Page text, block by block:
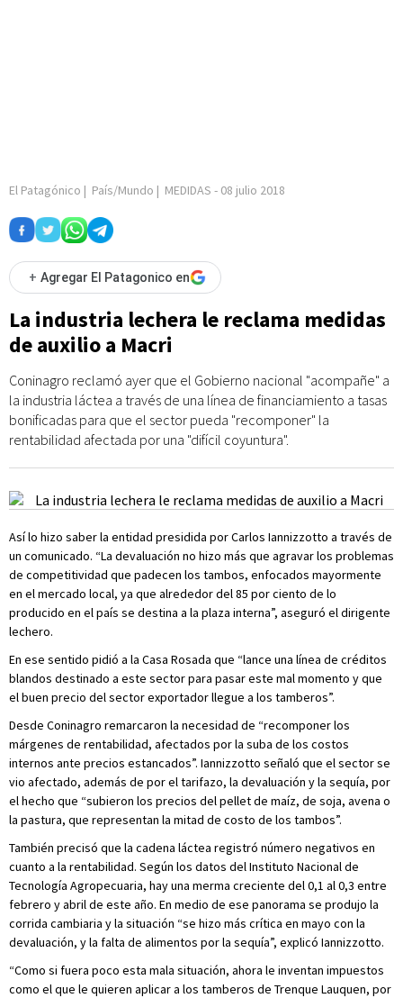
El Patagónico | País/Mundo | MEDIDAS - 08 julio 2018
+ Agregar El Patagonico en
La industria lechera le reclama medidas
de auxilio a Macri
Coninagro reclamó ayer que el Gobierno nacional "acompañe" a
la industria láctea a través de una línea de financiamiento a tasas
bonificadas para que el sector pueda "recomponer" la
rentabilidad afectada por una "difícil coyuntura".
Así lo hizo saber la entidad presidida por Carlos Iannizzotto a través de
un comunicado. “La devaluación no hizo más que agravar los problemas
de competitividad que padecen los tambos, enfocados mayormente
en el mercado local, ya que alrededor del 85 por ciento de lo
producido en el país se destina a la plaza interna”, aseguró el dirigente
lechero.
En ese sentido pidió a la Casa Rosada que “lance una línea de créditos
blandos destinado a este sector para pasar este mal momento y que
el buen precio del sector exportador llegue a los tamberos”.
Desde Coninagro remarcaron la necesidad de “recomponer los
márgenes de rentabilidad, afectados por la suba de los costos
internos ante precios estancados”. Iannizzotto señaló que el sector se
vio afectado, además de por el tarifazo, la devaluación y la sequía, por
el hecho que “subieron los precios del pellet de maíz, de soja, avena o
la pastura, que representan la mitad de costo de los tambos”.
También precisó que la cadena láctea registró número negativos en
cuanto a la rentabilidad. Según los datos del Instituto Nacional de
Tecnología Agropecuaria, hay una merma creciente del 0,1 al 0,3 entre
febrero y abril de este año. En medio de ese panorama se produjo la
corrida cambiaria y la situación “se hizo más crítica en mayo con la
devaluación, y la falta de alimentos por la sequía”, explicó Iannizzotto.
“Como si fuera poco esta mala situación, ahora le inventan impuestos
como el que le quieren aplicar a los tamberos de Trenque Lauquen, por